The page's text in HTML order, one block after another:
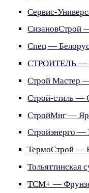
Сервис-
СизановСтрой
Спец —
СТРОИТЕЛЬ —
Строй Мастер
Строй-стиль —
СтройМиг —
Стройэнерго —
ТермоСтрой —
Тольяттинская
ТСМ+ —